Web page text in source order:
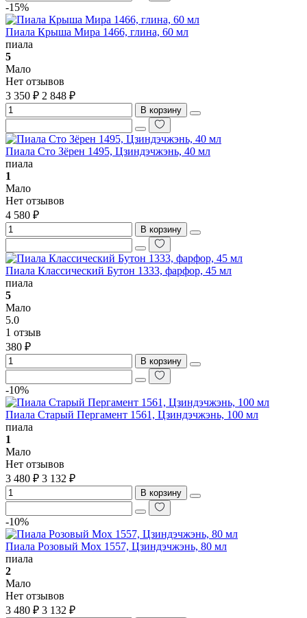
-15%
Пиала Крыша Мира 1466, глина, 60 мл
пиала
5
Мало
Нет отзывов
3 350 ₽ 2 848 ₽
В корзину
Пиала Сто Зёрен 1495, Цзиндэчжэнь, 40 мл
пиала
1
Мало
Нет отзывов
4 580 ₽
В корзину
Пиала Классический Бутон 1333, фарфор, 45 мл
пиала
5
Мало
5.0
1 отзыв
380 ₽
В корзину
-10%
Пиала Старый Пергамент 1561, Цзиндэчжэнь, 100 мл
пиала
1
Мало
Нет отзывов
3 480 ₽ 3 132 ₽
В корзину
-10%
Пиала Розовый Мох 1557, Цзиндэчжэнь, 80 мл
пиала
2
Мало
Нет отзывов
3 480 ₽ 3 132 ₽